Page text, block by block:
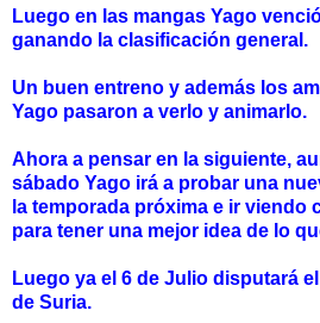
Luego en las mangas Yago
ganando la clasificación general.
Un buen entreno y además los
Yago pasaron a verlo y animarlo.
Ahora a pensar en la siguiente,
sábado Yago irá a probar una
la temporada próxima e ir viendo
para tener una mejor idea de lo
Luego ya el 6 de Julio disputará
de Suria.